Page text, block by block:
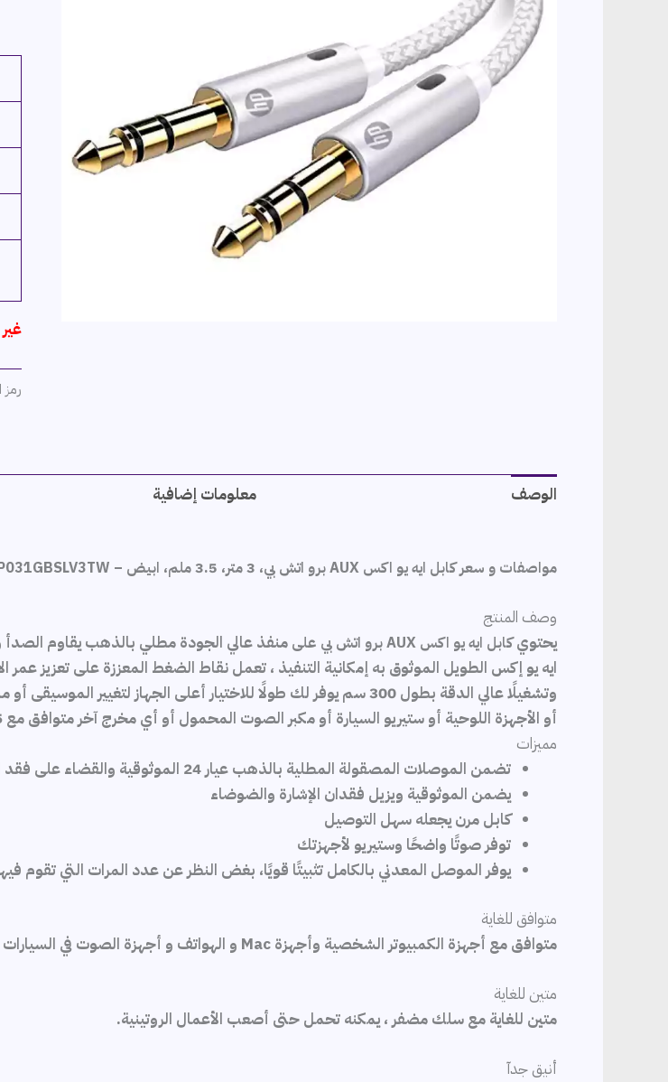
رمز
الوصف معلومات إضافية
مواصفات و سعر كابل ايه يو اكس AUX برو اتش بي، 3 متر، 3.5 ملم، ابيض – HP031GBSLV3TW
وصف المنتج
يحتويكابل ايه يو اكس AUX برو اتش بي على
منفذ عالي الجودة مطلي بالذهب يقاوم
ايه يو إكس الطويل الموثوق به إمكانية التنفيذ ، تعمل نقاط الضغط المعززة على تعزيز عمر
وتشغيلًا عالي الدقة بطول 300 سم يوفر لك طولًا للاختيار أعلى الجهاز
أو الأجهزة اللوحية أو ستيريو السيارة أو مكبر الصوت المحمول أو أي مخرج آخر متوافق مع 3.5 ملم
مميزات
تضمن الموصلات المصقولة المطلية بالذهب عيار 24 الموثوقية والقضاء على فقد الإشارة والضوضاء المحتملة
يضمن الموثوقية ويزيل فقدان الإشارة والضوضاء
كابل مرن يجعله سهل التوصيل
توفر صوتًا واضحًا وستيريو لأجهزتك
يوفر الموصل المعدني بالكامل تثبيتًا قويًا، بغض النظر عن عدد المرات التي تقوم فيها
متوافق للغاية
متوافق مع أجهزة الكمبيوتر الشخصية وأجهزة Mac و الهواتف و أجهزة الصوت في السيارات و المنازل و الأجهزة الأخرى
متين للغاية
متين للغاية مع سلك مضفر ، يمكنه تحمل حتى أصعب الأعمال الروتينية.
أنيق جدآ